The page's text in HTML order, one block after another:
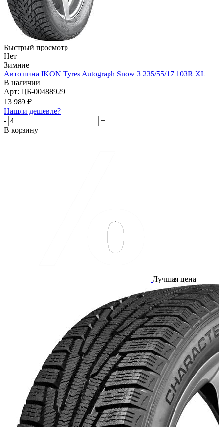
Быстрый просмотр
Нет
Зимние
Автошина IKON Tyres Autograph Snow 3 235/55/17 103R XL
В наличии
Арт: ЦБ-00488929
13 989 ₽
Нашли дешевле?
-
+
В корзину
Лучшая цена